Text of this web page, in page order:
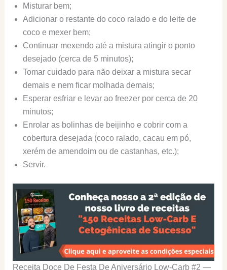
Misturar bem;
Adicionar o restante do coco ralado e do leite de
coco e mexer bem;
Continuar mexendo até a mistura atingir o ponto
desejado (cerca de 5 minutos);
Tomar cuidado para não deixar a mistura secar
demais e nem ficar molhada demais;
Esperar esfriar e levar ao freezer por cerca de 20
minutos;
Enrolar as bolinhas de beijinho e cobrir com a
cobertura desejada (coco ralado, cacau em pó,
xerém de amendoim ou de castanhas, etc.);
Servir.
Receita Doce De Festa De Aniversário Low-Carb #2 —